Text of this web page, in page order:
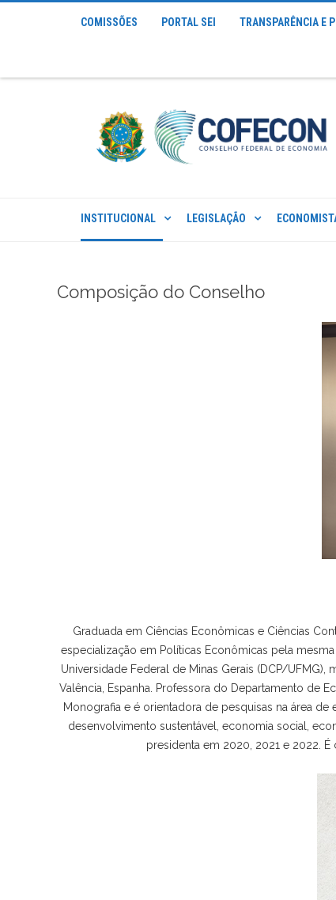
COMISSÕES PORTAL SEI TRANSPARÊNCIA E
INSTITUCIONAL LEGISLAÇÃO
Composição do Conselho
Graduada em Ciências Econômicas e Ciências
especialização em Políticas Econômicas pela
Universidade Federal de Minas Gerais (DCP/
Valência, Espanha. Professora do Departamento de
Monografia e é orientadora de pesquisas na área
desenvolvimento sustentável, economia social,
presidenta em 2020, 2021 e 2022.